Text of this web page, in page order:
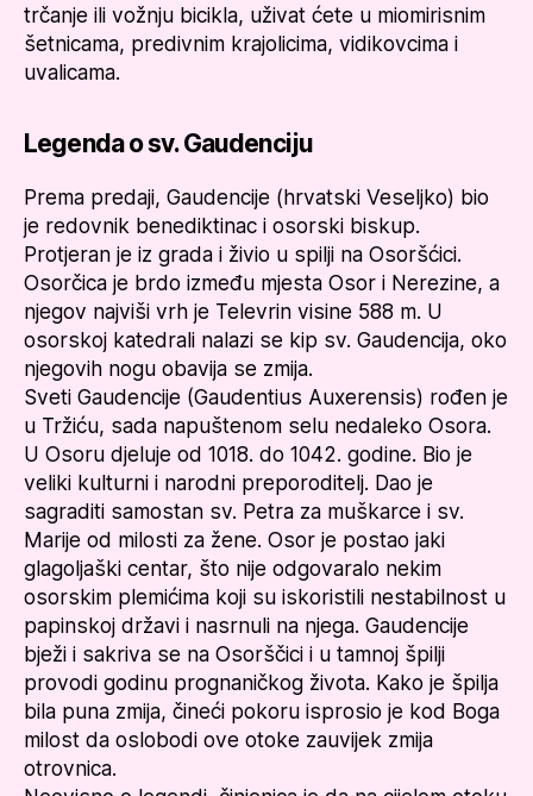
trčanje ili vožnju bicikla, uživat ćete u miomirisnim
šetnicama, predivnim krajolicima, vidikovcima i
uvalicama.
Legenda o sv. Gaudenciju
Prema predaji, Gaudencije (hrvatski Veseljko) bio
je redovnik benediktinac i osorski biskup.
Protjeran je iz grada i živio u spilji na Osoršćici.
Osorčica je brdo između mjesta Osor i Nerezine, a
njegov najviši vrh je Televrin visine 588 m. U
osorskoj katedrali nalazi se kip sv. Gaudencija, oko
njegovih nogu obavija se zmija.
Sveti Gaudencije (Gaudentius Auxerensis) rođen je
u Tržiću, sada napuštenom selu nedaleko Osora.
U Osoru djeluje od 1018. do 1042. godine. Bio je
veliki kulturni i narodni preporoditelj. Dao je
sagraditi samostan sv. Petra za muškarce i sv.
Marije od milosti za žene. Osor je postao jaki
glagoljaški centar, što nije odgovaralo nekim
osorskim plemićima koji su iskoristili nestabilnost u
papinskoj državi i nasrnuli na njega. Gaudencije
bježi i sakriva se na Osorščici i u tamnoj špilji
provodi godinu prognaničkog života. Kako je špilja
bila puna zmija, čineći pokoru isprosio je kod Boga
milost da oslobodi ove otoke zauvijek zmija
otrovnica.